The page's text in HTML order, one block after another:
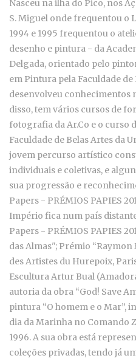
Nasceu na ilha do Pico, nos
S. Miguel onde frequentou o
1994 e 1995 frequentou o
desenho e pintura - da
Delgada, orientado pelo
em Pintura pela Faculdade
desenvolveu conhecimentos
disso, tem vários cursos de
fotografia da Ar.Co e o curso
Faculdade de Belas Artes da
jovem percurso artístico
individuais e coletivas, e
sua progressão e
Papers - PRÉMIOS PAPIES
Império fica num país
Papers - PRÉMIOS PAPIES
das Almas"; Prémio
des Artistes du Hurepoix,
Escultura Artur Bual
autoria da obra “God! Save
pintura “O homem e o Mar”,
dia da Marinha no Comando
1996. A sua obra está
coleções privadas, tendo já